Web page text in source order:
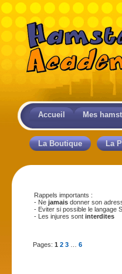
Accueil Mes
La Boutique La
Rappels importants :
- Ne jamais donner son
- Eviter si possible le langage
- Les injures sont interdites
Pages: 1 2 3 6